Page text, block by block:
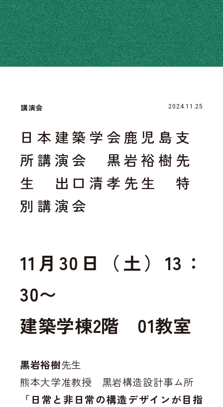
講演会 2024.11.25
日本建築学会鹿児島支
所講演会 黒岩裕樹先
生 出口清孝先生 特
別講演会
11月30日（土）13：
30〜
建築学棟2階 01教室
黒岩裕樹先生
熊本大学准教授 黒岩構造設計事ム所
「日常と非日常の構造デザインが目指